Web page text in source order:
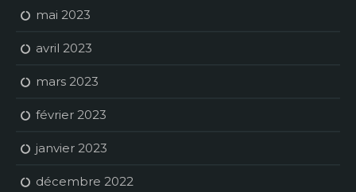
mai 2023
avril 2023
mars 2023
février 2023
janvier 2023
décembre 2022